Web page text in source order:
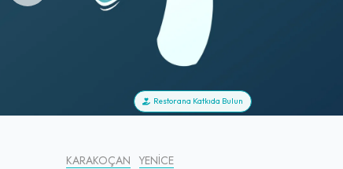
Restorana Katkıda Bulun
KARAKOÇAN YENICE